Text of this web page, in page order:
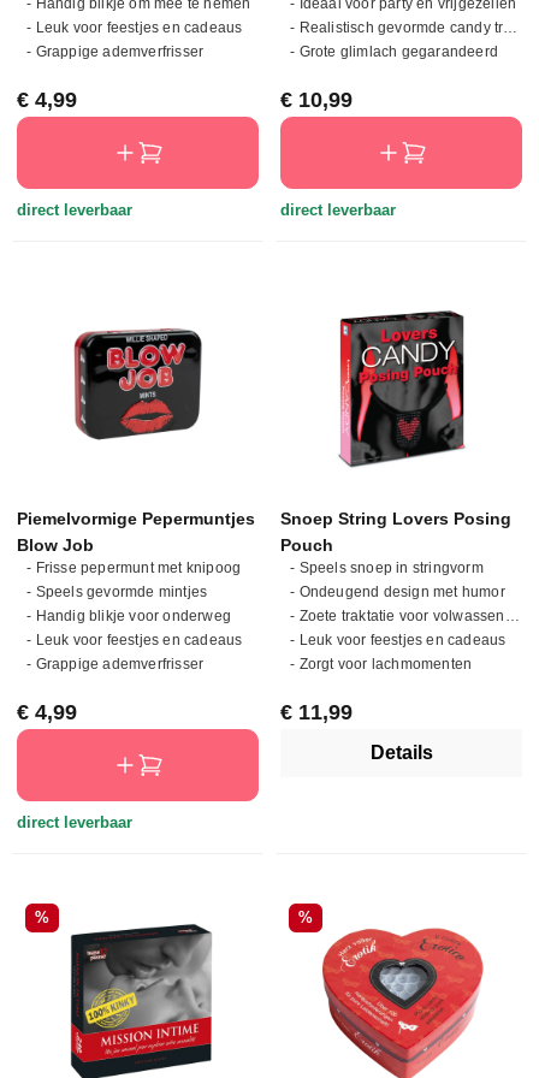
- Leuk voor feestjes en cadeaus
- Grappige ademverfrisser
Normale prijs:
€ 4,99
direct leverbaar
- Realistisch gevormde candy treat
- Grote glimlach gegarandeerd
Normale prijs:
€ 10,99
direct leverbaar
Piemelvormige Pepermuntjes
Blow Job
- Frisse pepermunt met knipoog
- Speels gevormde mintjes
- Handig blikje voor onderweg
- Leuk voor feestjes en cadeaus
- Grappige ademverfrisser
Normale prijs:
€ 4,99
direct leverbaar
Snoep String Lovers Posing
Pouch
- Speels snoep in stringvorm
- Ondeugend design met humor
- Zoete traktatie voor volwassenen
- Leuk voor feestjes en cadeaus
- Zorgt voor lachmomenten
Normale prijs:
€ 11,99
Details
Korting
% Korting
%